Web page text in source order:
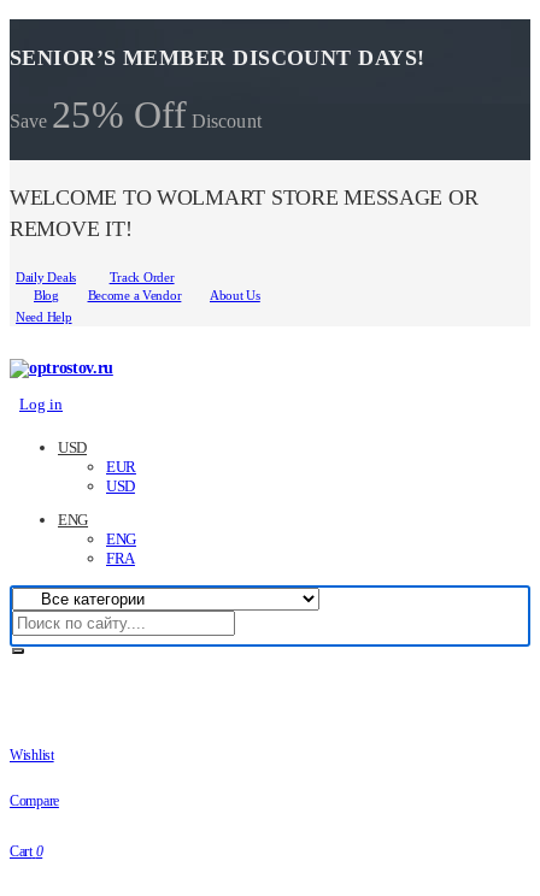
SENIOR’S MEMBER DISCOUNT DAYS!
Save 25% Off Discount
WELCOME TO WOLMART STORE MESSAGE OR
REMOVE IT!
Daily Deals
Track Order
Blog
Become a Vendor
About Us
Need Help
Log in
USD
EUR
USD
ENG
ENG
FRA
Wishlist
Compare
Cart 0